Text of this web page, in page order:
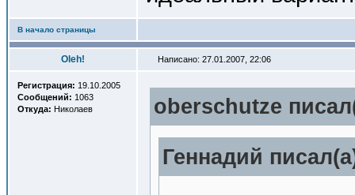
В начало страницы
Oleh! Написано: 27.01.2007, 22:06
Регистрация: 19.10.2005
Сообщений: 1063
Откуда: Николаев oberschutze
Геннадий